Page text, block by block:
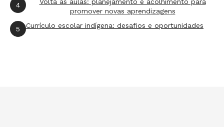
4
promover novas aprendizagens
5 Currículo escolar indígena: desafios e oportunidades